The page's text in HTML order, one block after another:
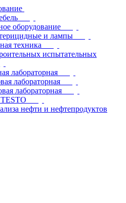
оборудование
и лампы
техника
испытательных
лабораторная
лабораторная
лабораторная
нефти и нефтепродуктов